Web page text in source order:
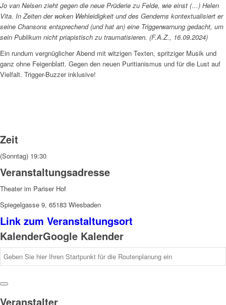
Jo van Nelsen zieht gegen die neue Prüderie zu Felde, wie einst (…) Helen
Vita. In Zeiten der woken Wehleidigkeit und des Genderns kontextualisiert er
seine Chansons entsprechend (und hat an) eine Triggerwarnung gedacht, um
sein Publikum nicht priapistisch zu traumatisieren. (F.A.Z., 16.09.2024)
Ein rundum vergnüglicher Abend mit witzigen Texten, spritziger Musik und
ganz ohne Feigenblatt. Gegen den neuen Puritianismus und für die Lust auf
Vielfalt. Trigger-Buzzer inklusive!
Zeit
(Sonntag) 19:30
Veranstaltungsadresse
Theater im Pariser Hof
Spiegelgasse 9, 65183 Wiesbaden
Link zum Veranstaltungsort
KalenderGoogle Kalender
Veranstalter